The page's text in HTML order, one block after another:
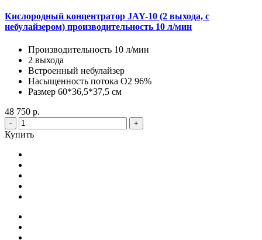
Кислородный концентратор JAY-10 (2 выхода, с
небулайзером) производительность 10 л/мин
Производительность 10 л/мин
2 выхода
Встроенный небулайзер
Насыщенность потока О2 96%
Размер 60*36,5*37,5 см
48 750 р.
- +
Купить